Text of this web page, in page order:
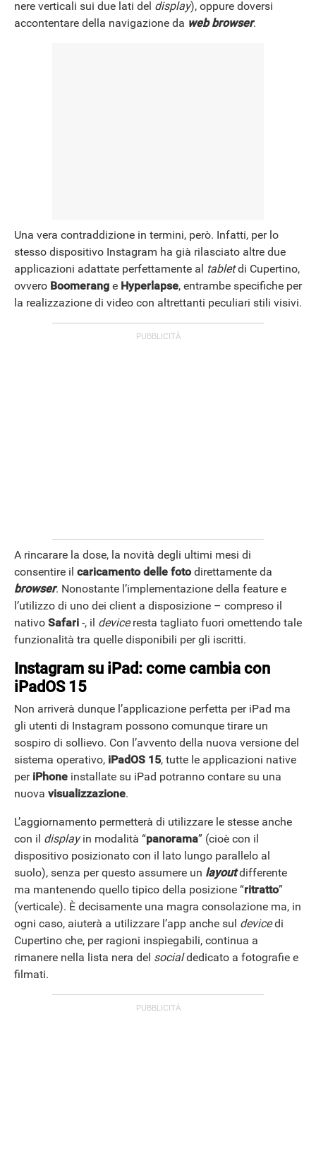
nere verticali sui due lati del display), oppure doversi
accontentare della navigazione da web browser.
Una vera contraddizione in termini, però. Infatti, per lo
stesso dispositivo Instagram ha già rilasciato altre due
applicazioni adattate perfettamente al tabletdi Cupertino,
ovvero Boomerang e Hyperlapse, entrambe specifiche per
la realizzazione di video con altrettanti peculiari stili visivi.
A rincarare la dose, la novità degli ultimi mesi di
consentire il caricamento delle fotodirettamente da
browser. Nonostante l’implementazione della feature e
l’utilizzo di uno dei client a disposizione – compreso il
nativo Safari -, il deviceresta tagliato fuori omettendo tale
funzionalità tra quelle disponibili per gli iscritti.
Instagram su iPad: come cambia con
iPadOS 15
Non arriverà dunque l’applicazione perfetta per iPad ma
gli utenti di Instagram possono comunque tirare un
sospiro di sollievo. Con l’avvento della nuova versione del
sistema operativo, iPadOS 15, tutte le applicazioni native
per iPhone installate su iPad potranno contare su una
nuova visualizzazione.
L’aggiornamento permetterà di utilizzare le stesse anche
con il displayin modalità “panorama” (cioè con il
dispositivo posizionato con il lato lungo parallelo al
suolo), senza per questo assumere un layoutdifferente
ma mantenendo quello tipico della posizione “ritratto”
(verticale). È decisamente una magra consolazione ma, in
ogni caso, aiuterà a utilizzare l’app anche sul devicedi
Cupertino che, per ragioni inspiegabili, continua a
rimanere nella lista nera del socialdedicato a fotografie e
filmati.